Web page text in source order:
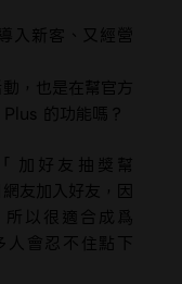
入新客、又經營
，也是在幫官方
的功能嗎？
加好友抽獎幫
友加入好友，因
以很適合成爲
會忍不住點下